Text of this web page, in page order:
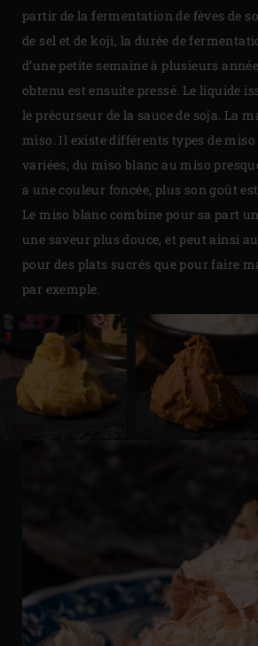
partir de la fermentation de fèves de
de sel et de koji, la durée de
d’une petite semaine à plusieurs
obtenu est ensuite pressé. Le liquide
le précurseur de la sauce de soja. La
miso. Il existe différents types de
variées, du miso blanc au miso
a une couleur foncée, plus son goût
Le miso blanc combine pour sa part
une saveur plus douce, et peut ainsi
pour des plats sucrés que pour faire
par exemple.